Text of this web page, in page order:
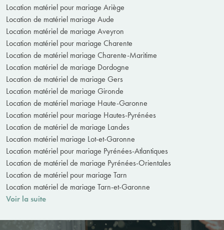
Location matériel pour mariage Ariège
Location de matériel mariage Aude
Location matériel de mariage Aveyron
Location matériel pour mariage Charente
Location de matériel mariage Charente-Maritime
Location matériel de mariage Dordogne
Location de matériel de mariage Gers
Location matériel de mariage Gironde
Location de matériel mariage Haute-Garonne
Location matériel pour mariage Hautes-Pyrénées
Location de matériel de mariage Landes
Location matériel mariage Lot-et-Garonne
Location matériel pour mariage Pyrénées-Atlantiques
Location de matériel de mariage Pyrénées-Orientales
Location de matériel pour mariage Tarn
Location matériel de mariage Tarn-et-Garonne
Voir la suite